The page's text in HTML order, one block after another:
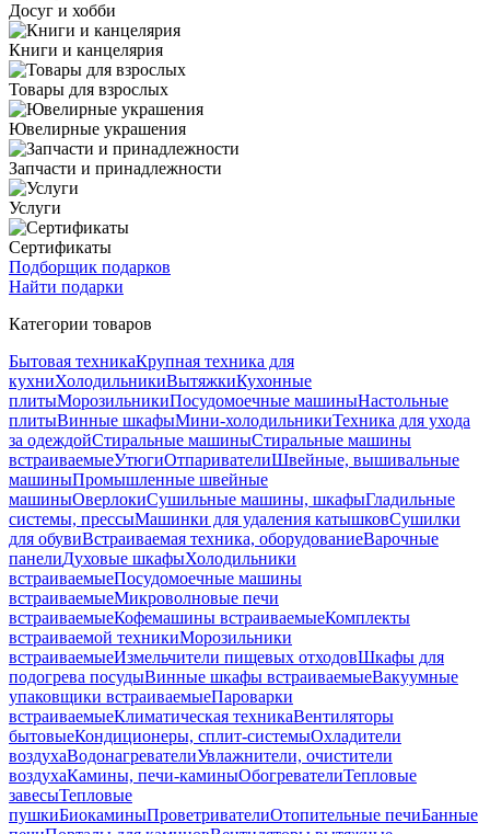
Досуг и хобби
Книги и канцелярия
Товары для взрослых
Ювелирные украшения
Запчасти и принадлежности
Услуги
Сертификаты
Подборщик подарков
Найти подарки
Категории товаров
Бытовая техникаКрупная техника для
кухниХолодильникиВытяжкиКухонные
плитыМорозильникиПосудомоечные машиныНастольные
плитыВинные шкафыМини-холодильникиТехника для ухода
за одеждойСтиральные машиныСтиральные машины
встраиваемыеУтюгиОтпаривателиШвейные, вышивальные
машиныПромышленные швейные
машиныОверлокиСушильные машины, шкафыГладильные
системы, прессыМашинки для удаления катышковСушилки
для обувиВстраиваемая техника, оборудованиеВарочные
панелиДуховые шкафыХолодильники
встраиваемыеПосудомоечные машины
встраиваемыеМикроволновые печи
встраиваемыеКофемашины встраиваемыеКомплекты
встраиваемой техникиМорозильники
встраиваемыеИзмельчители пищевых отходовШкафы для
подогрева посудыВинные шкафы встраиваемыеВакуумные
упаковщики встраиваемыеПароварки
встраиваемыеКлиматическая техникаВентиляторы
бытовыеКондиционеры, сплит-системыОхладители
воздухаВодонагревателиУвлажнители, очистители
воздухаКамины, печи-каминыОбогревателиТепловые
завесыТепловые
пушкиБиокаминыПроветривателиОтопительные печиБанные